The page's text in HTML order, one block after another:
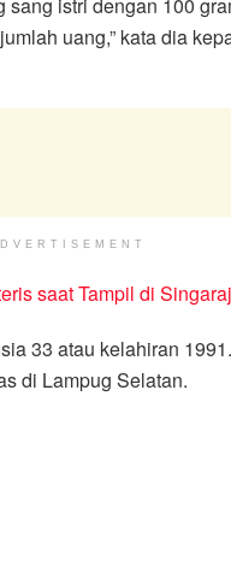
istri dengan 100
uang,” kata dia
saat Tampil di
33 atau kelahiran
di Lampug Selatan.